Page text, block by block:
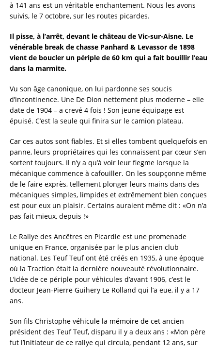
à 141 ans est un véritable enchantement. Nous les avons
suivis, le 7 octobre, sur les routes picardes.
Il pisse, à l’arrêt, devant le château de Vic-sur-Aisne. Le
vénérable break de chasse Panhard & Levassor de 1898
vient de boucler un périple de 60 km qui a fait bouillir l’eau
dans la marmite.
Vu son âge canonique, on lui pardonne ses soucis
d’incontinence. Une De Dion nettement plus moderne – elle
date de 1904 – a crevé 4 fois ! Son jeune équipage est
épuisé. C’est la seule qui finira sur le camion plateau.
Car ces autos sont fiables. Et si elles tombent quelquefois en
panne, leurs propriétaires qui les connaissent par cœur s’en
sortent toujours. Il n’y a qu’à voir leur flegme lorsque la
mécanique commence à cafouiller. On les soupçonne même
de le faire exprès, tellement plonger leurs mains dans des
mécaniques simples, limpides et extrêmement bien conçues
est pour eux un plaisir. Certains auraient même dit : «On n’a
pas fait mieux, depuis !»
Le Rallye des Ancêtres en Picardie est une promenade
unique en France, organisée par le plus ancien club
national. Les Teuf Teuf ont été créés en 1935, à une époque
où la Traction était la dernière nouveauté révolutionnaire.
L’idée de ce périple pour véhicules d’avant 1906, c’est le
docteur Jean-Pierre Guihery Le Rolland qui l’a eue, il y a 17
ans.
Son fils Christophe véhicule la mémoire de cet ancien
président des Teuf Teuf, disparu il y a deux ans : «Mon père
fut l’initiateur de ce rallye qui circula, pendant 12 ans, sur